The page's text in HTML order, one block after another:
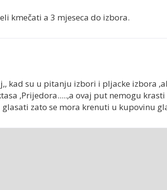
kmečati a 3 mjeseca do izbora.
kad su u pitanju izbori i pljacke izbora
,Prijedora.....,a ovaj put nemogu
zato se mora krenuti u kupovinu